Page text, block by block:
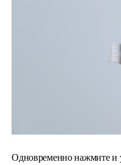
Одновременно нажмите и